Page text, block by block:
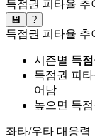
득점권 피타율 추
💾 ?
득점권 피타율 추
시즌별 득
득점권 피
어남
높으면 득
좌타/우타 대응력